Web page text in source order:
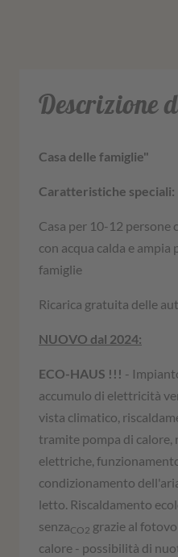
Descrizione
Casa delle famiglie"
Caratteristiche speciali:
Casa per 10-12 persone
con acqua calda e
famiglie
Ricarica gratuita delle
NUOVO dal 2024:
ECO-HAUS !!! -
accumulo di elettricità
vista climatico,
tramite pompa di calore,
elettriche,
condizionamento
letto. Riscaldamento
senzaCO2 grazie al
calore - possibilità di